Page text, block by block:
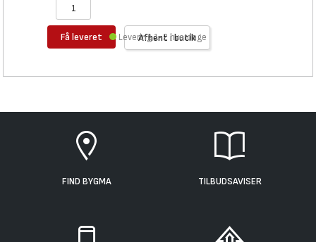
Få leveret Afhent i butik
Levering 1-2 hverdage
FIND BYGMA TILBUDSAVISER